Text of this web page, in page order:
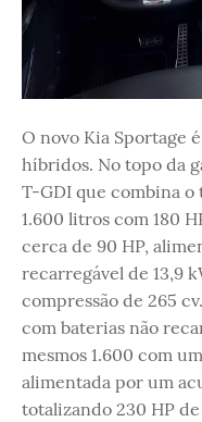
O novo Kia Sportage
híbridos. No topo da
T-GDI que combina
1.600 litros com 180
cerca de 90 HP,
recarregável de 13,9
compressão de 265
com baterias não
mesmos 1.600 com
alimentada por um
totalizando 230 HP